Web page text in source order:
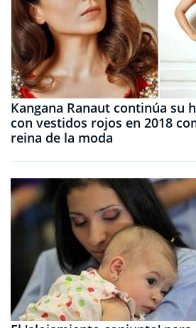
Kangana Ranaut continúa su
con vestidos rojos en 2018
reina de la moda